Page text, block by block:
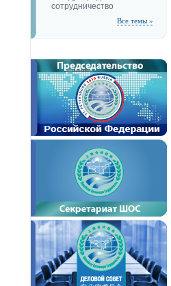
сотрудничество
Все темы »